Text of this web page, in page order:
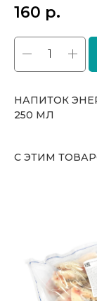
160 р.
НАПИТОК
250 МЛ
С ЭТИМ